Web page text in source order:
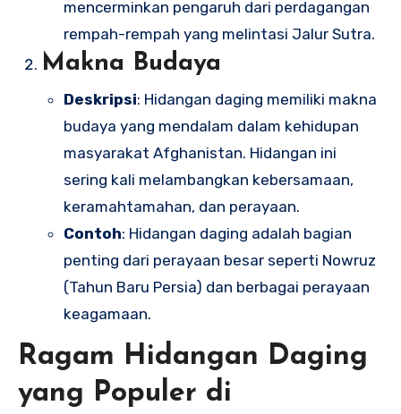
mencerminkan pengaruh dari perdagangan
rempah-rempah yang melintasi Jalur Sutra.
Makna Budaya
Deskripsi: Hidangan daging memiliki makna
budaya yang mendalam dalam kehidupan
masyarakat Afghanistan. Hidangan ini
sering kali melambangkan kebersamaan,
keramahtamahan, dan perayaan.
Contoh: Hidangan daging adalah bagian
penting dari perayaan besar seperti Nowruz
(Tahun Baru Persia) dan berbagai perayaan
keagamaan.
Ragam Hidangan Daging
yang Populer di